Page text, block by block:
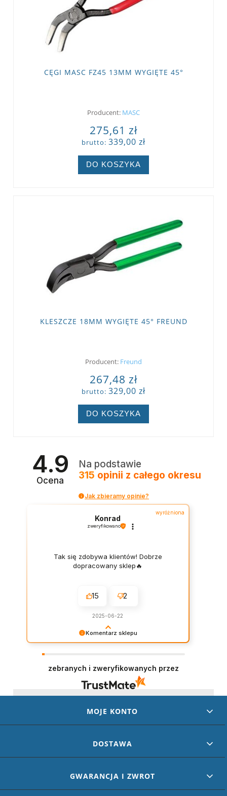
CĘGI MASC FZ45 13MM WYGIĘTE 45°
Producent: MASC
275,61 zł
brutto: 339,00 zł
DO KOSZYKA
KLESZCZE 18MM WYGIĘTE 45° FREUND
Producent: Freund
267,48 zł
brutto: 329,00 zł
DO KOSZYKA
4.9
Ocena
Na podstawie
315 opinii z całego okresu
Jak zbieramy opinie?
Komentarz sklepu
słowo od naszych klientów. Staramy się
codziennie spełniać oczekiwania kupujących.
Będzie nam miło gościć Cię ponownie!
wyróżniona
Konrad
zweryfikowano
Tak się zdobywa klientów! Dobrze
dopracowany sklep🔥
15 2
2025-06-22
zebranych i zweryfikowanych przez
MOJE KONTO
DOSTAWA
GWARANCJA I ZWROT